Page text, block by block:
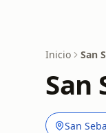
Inicio San
San
San